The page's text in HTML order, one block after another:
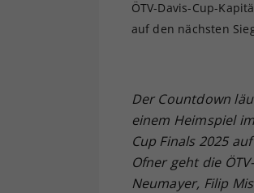
ÖTV-Davis-Cup-
auf den nächsten
Der Countdown
einem Heimspiel
Cup Finals 2025
Ofner geht die
Neumayer, Filip